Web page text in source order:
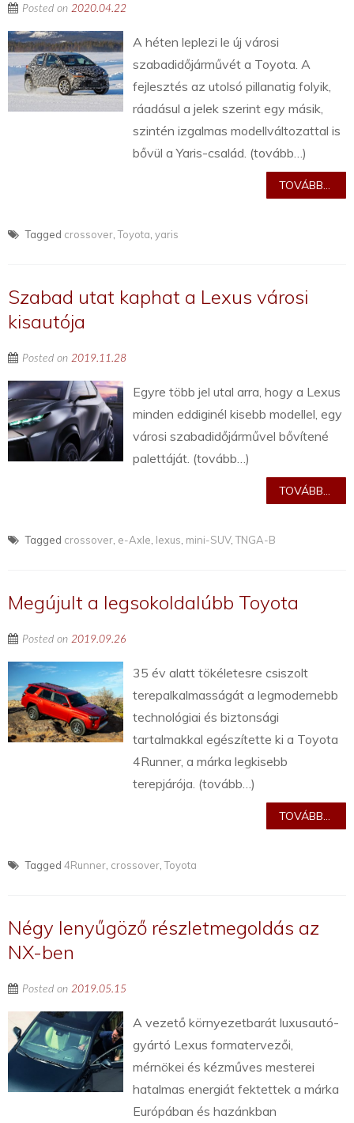
Posted on 2020.04.22
A héten leplezi le új városi
szabadidőjárművét a Toyota. A
fejlesztés az utolsó pillanatig folyik,
ráadásul a jelek szerint egy másik,
szintén izgalmas modellváltozattal is
bővül a Yaris-család. (tovább…)
TOVÁBB...
Tagged crossover ,Toyota yaris
Szabad utat kaphat a Lexus városi
kisautója
Posted on 2019.11.28
Egyre több jel utal arra, hogy a Lexus
minden eddiginél kisebb modellel, egy
városi szabadidőjárművel bővítené
palettáját. (tovább…)
TOVÁBB...
Tagged crossover e-Axle lexus mini-SUV,TNGA-B
Megújult a legsokoldalúbb Toyota
Posted on 2019.09.26
35 év alatt tökéletesre csiszolt
terepalkalmasságát a legmodernebb
technológiai és biztonsági
tartalmakkal egészítette ki a Toyota
4Runner, a márka legkisebb
terepjárója. (tovább…)
TOVÁBB...
Tagged 4Runner crossover ,Toyota
Négy lenyűgöző részletmegoldás az
NX-ben
Posted on 2019.05.15
A vezető környezetbarát luxusautó-
gyártó Lexus formatervezői,
mérnökei és kézműves mesterei
hatalmas energiát fektettek a márka
Európában és hazánkban